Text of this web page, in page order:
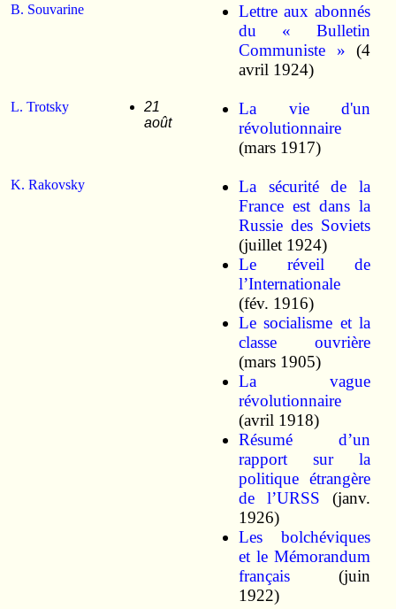
B. Souvarine
Lettre aux abonnés
du « Bulletin
Communiste » (4
avril 1924)
L. Trotsky
21
août
La vie d'un
révolutionnaire
(mars 1917)
K. Rakovsky
La sécurité de la
France est dans la
Russie des Soviets
(juillet 1924)
Le réveil de
l’Internationale
(fév. 1916)
Le socialisme et la
classe ouvrière
(mars 1905)
La vague
révolutionnaire
(avril 1918)
Résumé d’un
rapport sur la
politique étrangère
de l’URSS (janv.
1926)
Les bolchéviques
et le Mémorandum
français(juin
1922)